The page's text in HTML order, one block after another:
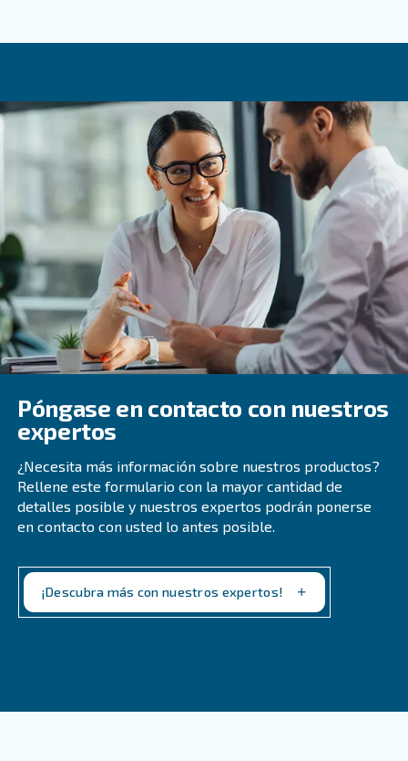
Preguntas más frecuentes
¿Qué Tamaño Debe Tener Una Sala De
Compresores?
¿Qué Velocidad De Ventilación Se
La velocidad de ventilación necesaria depende de la
del calor y de los cambios de aire por hora
mantener temperaturas óptimas. Esto se puede
función de las especificaciones del equipo y los
operativos.
¿Debería Haber Secadores De Aire En
Misma Habitación?